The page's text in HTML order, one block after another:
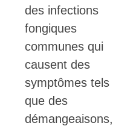
des infections
fongiques
communes qui
causent des
symptômes tels
que des
démangeaisons,